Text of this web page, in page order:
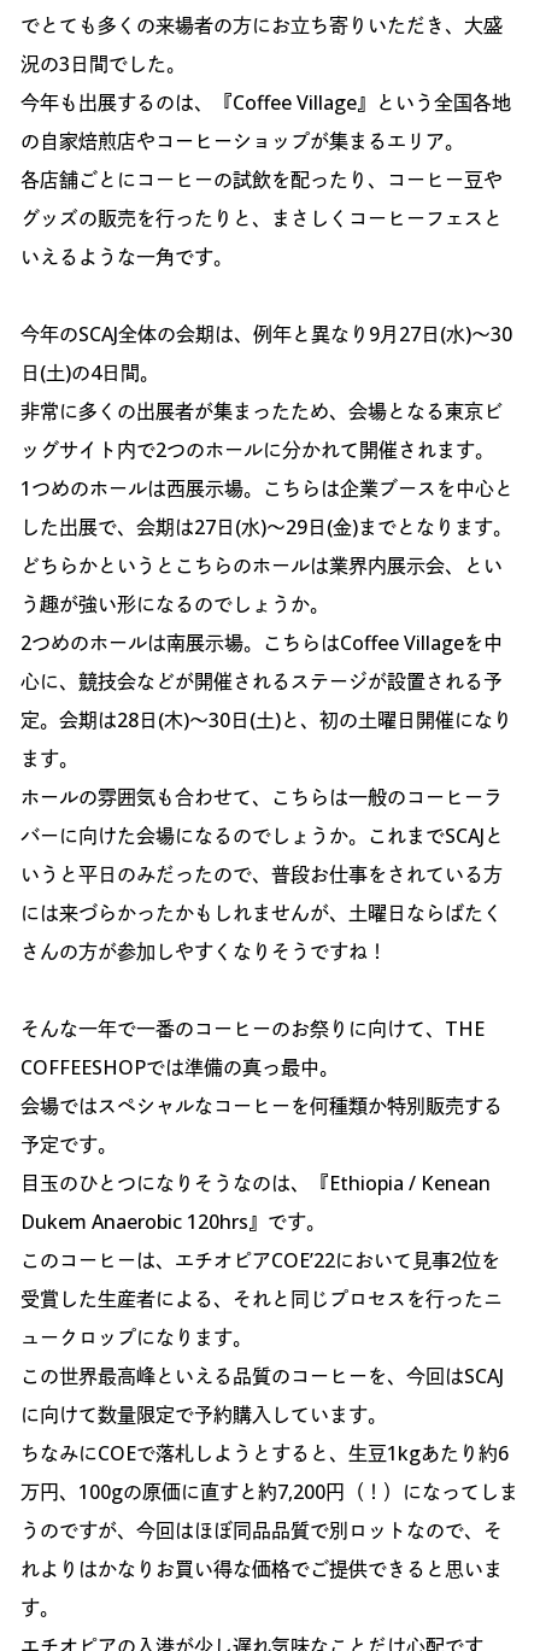
でとても多くの来場者の方にお立ち寄りいただき、大盛
況の3日間でした。
今年も出展するのは、『Coffee Village』という全国各地
の自家焙煎店やコーヒーショップが集まるエリア。
各店舗ごとにコーヒーの試飲を配ったり、コーヒー豆や
グッズの販売を行ったりと、まさしくコーヒーフェスと
いえるような一角です。
今年のSCAJ全体の会期は、例年と異なり9月27日(水)〜30
日(土)の4日間。
非常に多くの出展者が集まったため、会場となる東京ビ
ッグサイト内で2つのホールに分かれて開催されます。
1つめのホールは西展示場。こちらは企業ブースを中心と
した出展で、会期は27日(水)〜29日(金)までとなります。
どちらかというとこちらのホールは業界内展示会、とい
う趣が強い形になるのでしょうか。
2つめのホールは南展示場。こちらはCoffee Villageを中
心に、競技会などが開催されるステージが設置される予
定。会期は28日(木)〜30日(土)と、初の土曜日開催になり
ます。
ホールの雰囲気も合わせて、こちらは一般のコーヒーラ
バーに向けた会場になるのでしょうか。これまでSCAJと
いうと平日のみだったので、普段お仕事をされている方
には来づらかったかもしれませんが、土曜日ならばたく
さんの方が参加しやすくなりそうですね！
そんな一年で一番のコーヒーのお祭りに向けて、THE
COFFEESHOPでは準備の真っ最中。
会場ではスペシャルなコーヒーを何種類か特別販売する
予定です。
目玉のひとつになりそうなのは、『Ethiopia / Kenean
Dukem Anaerobic 120hrs』です。
このコーヒーは、エチオピアCOE’22において見事2位を
受賞した生産者による、それと同じプロセスを行ったニ
ュークロップになります。
この世界最高峰といえる品質のコーヒーを、今回はSCAJ
に向けて数量限定で予約購入しています。
ちなみにCOEで落札しようとすると、生豆1kgあたり約6
万円、100gの原価に直すと約7,200円（！）になってしま
うのですが、今回はほぼ同品品質で別ロットなので、そ
れよりはかなりお買い得な価格でご提供できると思いま
す。